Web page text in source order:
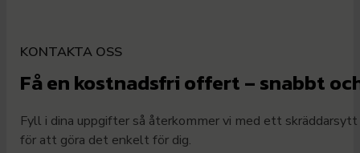
KONTAKTA OSS
Få en kostnadsfri offert – snabbt
Fyll i dina uppgifter så återkommer vi med ett
för att göra det enkelt för dig.